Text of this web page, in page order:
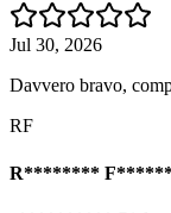
Jul 30, 2026
Davvero bravo,
RF
R********